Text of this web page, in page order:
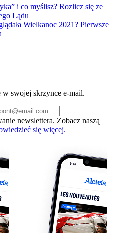
i co myślisz? Rozlicz się ze
Lądu
Wielkanoc 2021? Pierwsze
swojej skrzynce e-mail.
newslettera. Zobacz naszą
się więcej.